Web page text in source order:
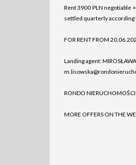
Rent 3900 PLN negotiable
settled quarterly according
FOR RENT FROM
Landing agent:
RONDO NIERUCHOMOŚCI
MORE OFFERS ON THE